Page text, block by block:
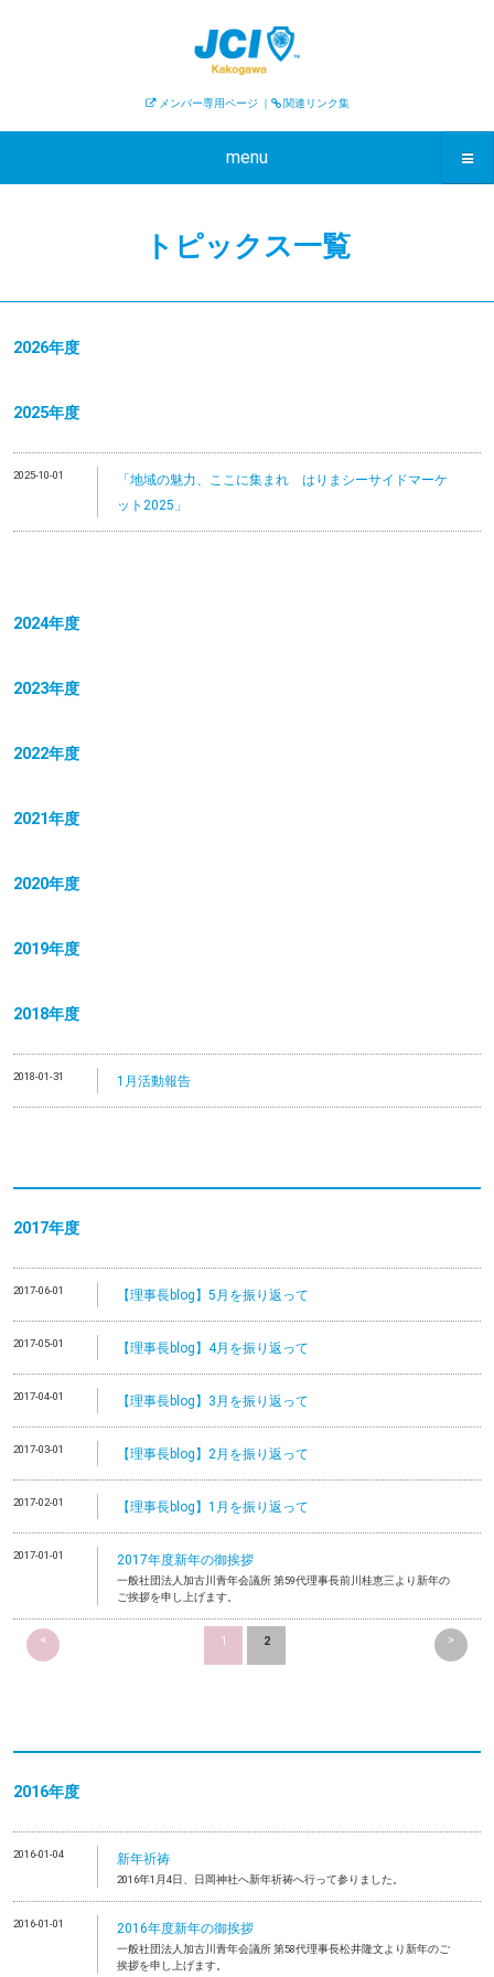
メンバー専用ページ ｜ 関連リンク集
menu
トピックス一覧
2026年度
2025年度
2025-10-01
「地域の魅力、ここに集まれ はりまシーサイドマーケ
ット2025」
2024年度
2023年度
2022年度
2021年度
2020年度
2019年度
2018年度
2018-01-31 1月活動報告
2017年度
2017-06-01 【理事長blog】5月を振り返って
2017-05-01 【理事長blog】4月を振り返って
2017-04-01 【理事長blog】3月を振り返って
2017-03-01 【理事長blog】2月を振り返って
2017-02-01 【理事長blog】1月を振り返って
2017-01-01 2017年度新年の御挨拶
一般社団法人加古川青年会議所 第59代理事長前川桂恵三より新年の
ご挨拶を申し上げます。
< 1 2 >
2016年度
2016-01-04 新年祈祷
2016年1月4日、日岡神社へ新年祈祷へ行って参りました。
2016-01-01 2016年度新年の御挨拶
一般社団法人加古川青年会議所 第58代理事長松井隆文より新年のご
挨拶を申し上げます。